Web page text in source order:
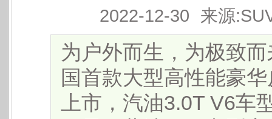
2022-12-30 来源
为户外而生，为极致
国首款大型高性能豪
上市，汽油3.0T V6车